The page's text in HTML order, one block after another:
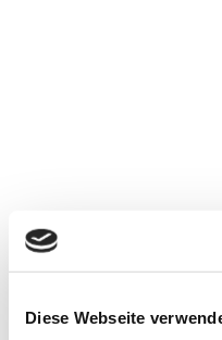
Diese Webseite